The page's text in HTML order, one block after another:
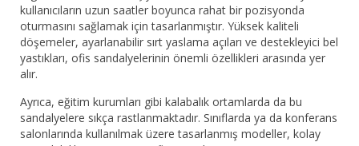
kullanıcıların uzun saatler boyunca rahat bir pozisyonda
oturmasını sağlamak için tasarlanmıştır. Yüksek kaliteli
döşemeler, ayarlanabilir sırt yaslama açıları ve destekleyici bel
yastıkları, ofis sandalyelerinin önemli özellikleri arasında yer
alır.
Ayrıca, eğitim kurumları gibi kalabalık ortamlarda da bu
sandalyelere sıkça rastlanmaktadır. Sınıflarda ya da konferans
salonlarında kullanılmak üzere tasarlanmış modeller, kolay